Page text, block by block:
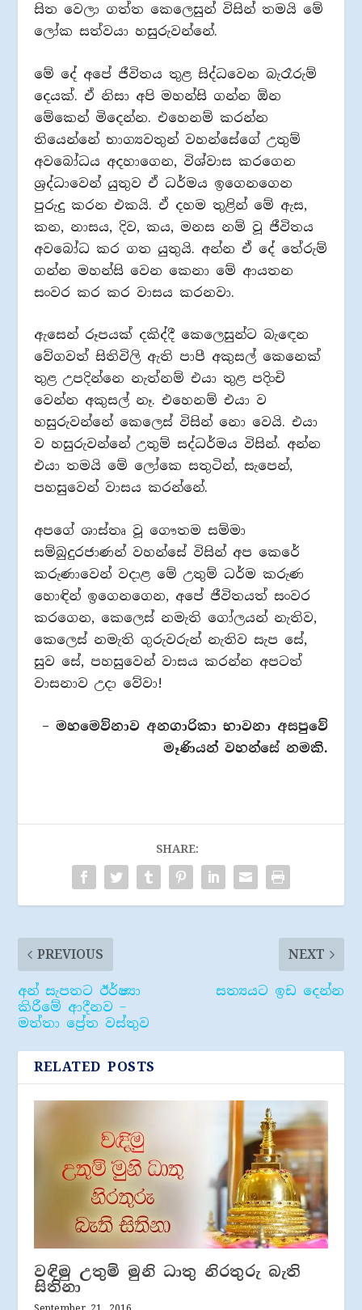
සිත වෙලා ගත්ත කෙලෙසුන් විසින් තමයි මේ
ලෝක සත්වයා හසුරුවන්නේ.
මේ දේ අපේ ජීවිතය තුළ සිද්ධවෙන බැරෑරුම්
දෙයක්. ඒ නිසා අපි මහන්සි ගන්න ඕන
මේකෙන් මිදෙන්න. එහෙනම් කරන්න
තියෙන්නේ භාග්‍යවතුන් වහන්සේගේ උතුම්
අවබෝධය අදහාගෙන, විශ්වාස කරගෙන
ශ්‍රද්ධාවෙන් යුතුව ඒ ධර්මය ඉගෙනගෙන
පුරුදු කරන එකයි. ඒ දහම තුළින් මේ ඇස,
කන, නාසය, දිව, කය, මනස නම් වූ ජීවිතය
අවබෝධ කර ගත යුතුයි. අන්න ඒ දේ තේරුම්
ගන්න මහන්සි වෙන කෙනා මේ ආයතන
සංවර කර කර වාසය කරනවා.
ඇසෙන් රූපයක් දකිද්දී කෙලෙසුන්ට බැඳෙන
වේගවත් සිතිවිලි ඇති පාපී අකුසල් කෙනෙක්
තුළ උපදින්නෙ නැත්නම් එයා තුළ පදිංචි
වෙන්න අකුසල් නෑ. එහෙනම් එයා ව
හසුරුවන්නේ කෙලෙස් විසින් නො වෙයි. එයා
ව හසුරුවන්නේ උතුම් සද්ධර්මය විසින්. අන්න
එයා තමයි මේ ලෝකෙ සතුටින්, සැපෙන්,
පහසුවෙන් වාසය කරන්නේ.
අපගේ ශාස්තෘ වූ ගෞතම සම්මා
සම්බුදුරජාණන් වහන්සේ විසින් අප කෙරේ
කරුණාවෙන් වදාළ මේ උතුම් ධර්ම කරුණ
හොඳින් ඉගෙනගෙන, අපේ ජීවිතයත් සංවර
කරගෙන, කෙලෙස් නමැති ගෝලයන් නැතිව,
කෙලෙස් නමැති ගුරුවරුන් නැතිව සැප සේ,
සුව සේ, පහසුවෙන් වාසය කරන්න අපටත්
වාසනාව උදා වේවා!
– මහමෙව්නාව අනගාරිකා භාවනා අසපුවේ
මෑණියන් වහන්සේ නමකි.
SHARE:
PREVIOUS
අන් සැපතට ඊර්ෂ්‍යා
කිරීමේ ආදීනව –
මත්තා ප්‍රේත වස්තුව
NEXT
සත්‍යයට ඉඩ දෙන්න
RELATED POSTS
වඳිමු උතුම් මුනි ධාතු නිරතුරු බැති
සිතිනා